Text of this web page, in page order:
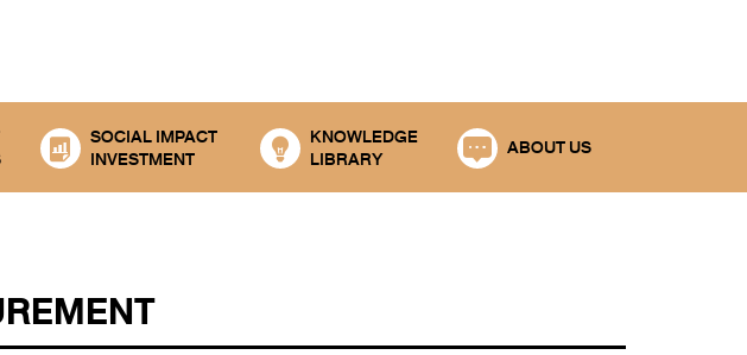
SOCIAL IMPACT
INVESTMENT
KNOWLEDGE
LIBRARY
ABOUT US